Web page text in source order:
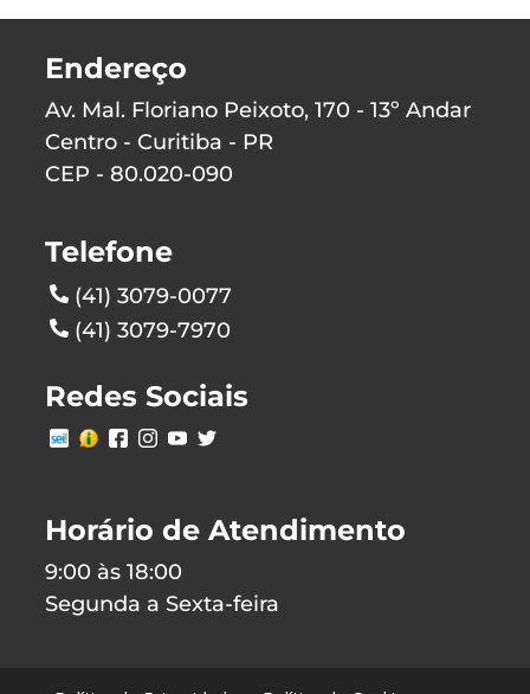
Endereço
Av. Mal. Floriano Peixoto, 170 - 13º Andar
Centro - Curitiba - PR
CEP - 80.020-090
Telefone
(41) 3079-0077
(41) 3079-7970
Redes Sociais
Horário de Atendimento
9:00 às 18:00
Segunda a Sexta-feira